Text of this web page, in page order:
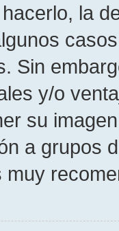
la
Sin
y/o
su
a grupos